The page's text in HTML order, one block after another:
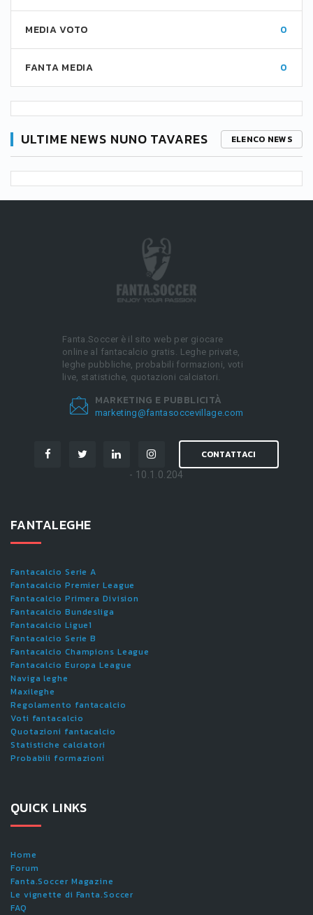
MEDIA VOTO 0
FANTA MEDIA 0
ULTIME NEWS NUNO TAVARES ELENCO NEWS
Fanta.Soccer è il sito web per giocare
online al fantacalcio gratis. Leghe private,
leghe pubbliche, probabili formazioni, voti
live, statistiche, quotazioni calciatori.
MARKETING E PUBBLICITÀ
marketing@fantasoccevillage.com
CONTATTACI
- 10.1.0.204
FANTALEGHE
Fantacalcio Serie A
Fantacalcio Premier League
Fantacalcio Primera Division
Fantacalcio Bundesliga
Fantacalcio Ligue1
Fantacalcio Serie B
Fantacalcio Champions League
Fantacalcio Europa League
Naviga leghe
Maxileghe
Regolamento fantacalcio
Voti fantacalcio
Quotazioni fantacalcio
Statistiche calciatori
Probabili formazioni
QUICK LINKS
Home
Forum
Fanta.Soccer Magazine
Le vignette di Fanta.Soccer
FAQ